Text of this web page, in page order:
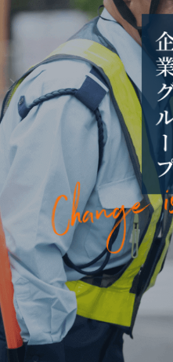
ZENKO
GROUP